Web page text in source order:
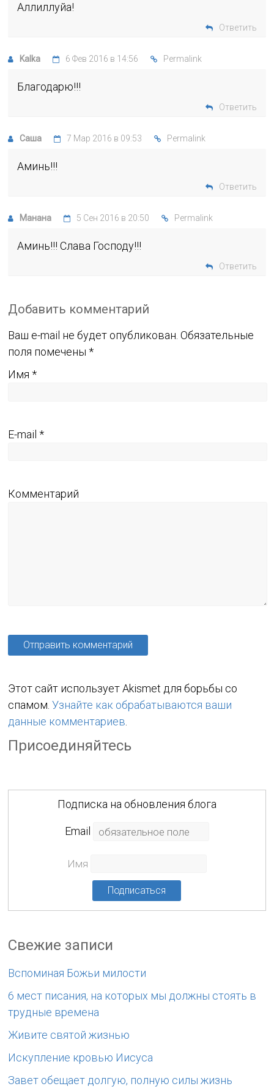
Аллиллуйа!
Ответить
Kalka 6 Фев 2016 в 14:56 Permalink
Благодарю!!!
Ответить
Саша 7 Мар 2016 в 09:53 Permalink
Аминь!!!
Ответить
Манана 5 Сен 2016 в 20:50 Permalink
Аминь!!! Слава Господу!!!
Ответить
Добавить комментарий
Ваш e-mail не будет опубликован. Обязательные
поля помечены*
Имя*
E-mail*
Комментарий
Этот сайт использует Akismet для борьбы со
спамом.Узнайте как обрабатываются ваши
данные комментариев.
Присоединяйтесь
Подписка на обновления блога
Еmail
Имя
Свежие записи
Вспоминая Божьи милости
6 мест писания, на которых мы должны стоять в
трудные времена
Живите святой жизнью
Искупление кровью Иисуса
Завет обещает долгую, полную силы жизнь